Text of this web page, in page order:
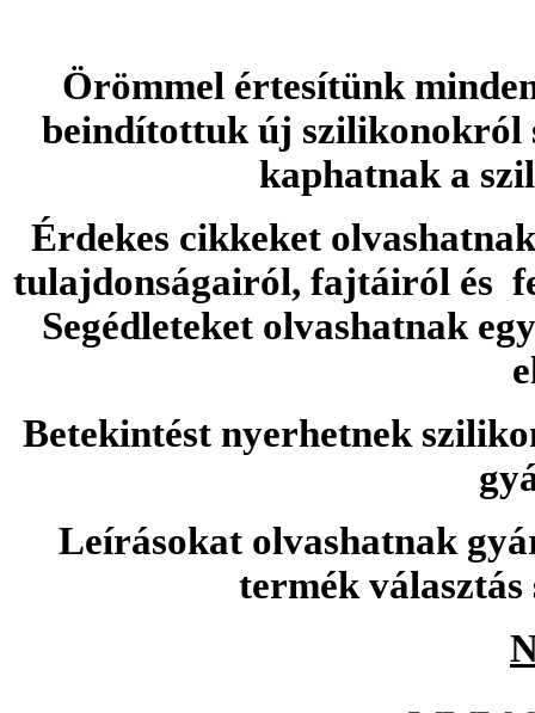
Örömmel értesítünk
beindítottuk új szilikonokról
kaphatnak a
Érdekes cikkeket
tulajdonságairól, fajtáiról és
Segédleteket olvashatnak
Betekintést nyerhetnek
Leírásokat olvashatnak
termék